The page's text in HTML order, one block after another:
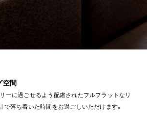
空間
ーに過ごせるよう配慮されたフルフラットなリ
で落ち着いた時間をお過ごしいただけます。